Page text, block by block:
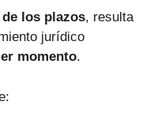
los plazos, resulta
jurídico
momento.